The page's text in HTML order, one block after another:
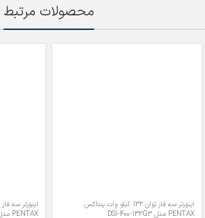
محصولات مرتبط
اینورتر سه فاز توان 132 کیلو وات پنتاکس
PENTAX مدل DSI-400-132G3
PENTAX مدل DSI-400-200G3